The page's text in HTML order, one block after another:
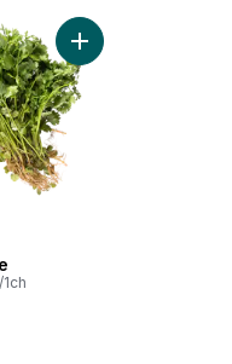
style mexicain au panier
Ajouter Coriandre